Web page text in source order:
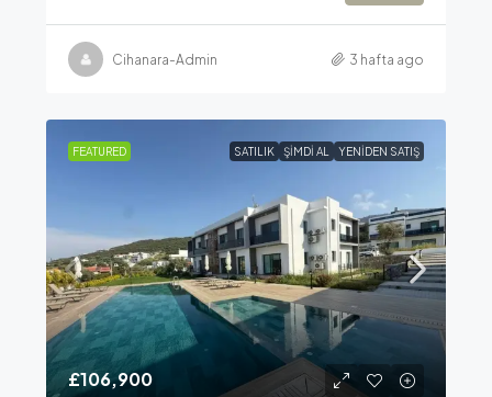
Cihanara-Admin 3 hafta ago
FEATURED SATILIK ŞIMDI AL YENIDEN SATIŞ
£106,900